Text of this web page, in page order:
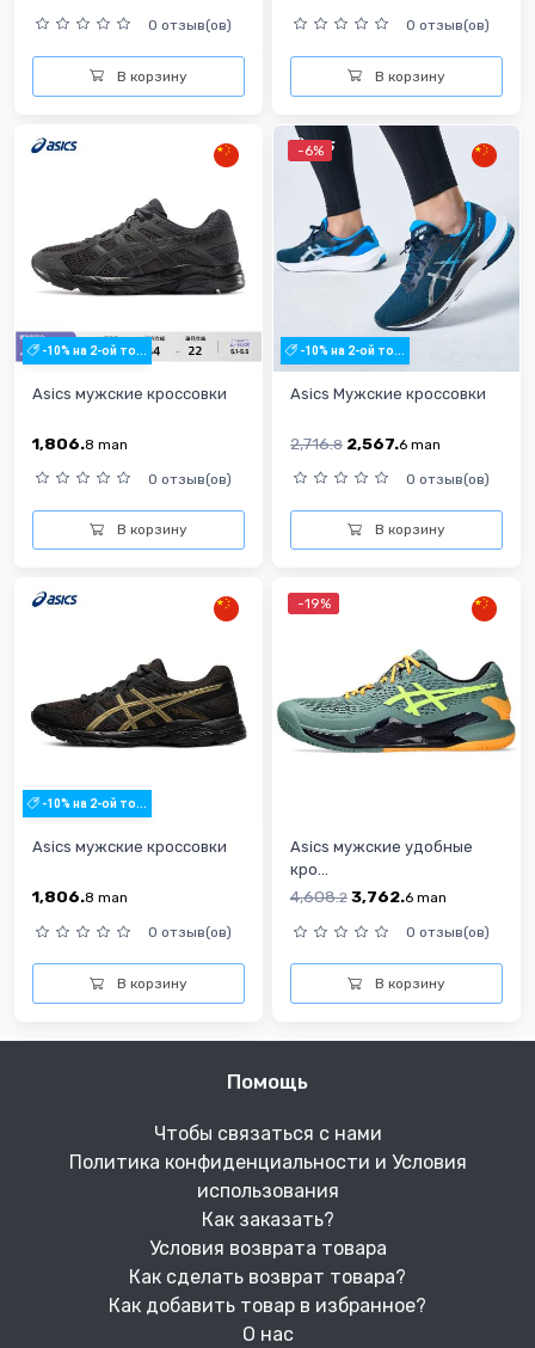
0 отзыв(ов)
В корзину
0 отзыв(ов)
В корзину
-10% на 2-ой то...
Asics мужские кроссовки
1,806.8 man
0 отзыв(ов)
В корзину
-6%
-10% на 2-ой то...
Asics Мужские кроссовки
2,716.8 2,567.6 man
0 отзыв(ов)
В корзину
-10% на 2-ой то...
Asics мужские кроссовки
1,806.8 man
0 отзыв(ов)
В корзину
-19%
Asics мужские удобные
кро...
4,608.2 3,762.6 man
0 отзыв(ов)
В корзину
Помощь
Чтобы связаться с нами
Политика конфиденциальности и Условия
использования
Как заказать?
Условия возврата товара
Как сделать возврат товара?
Как добавить товар в избранное?
О нас